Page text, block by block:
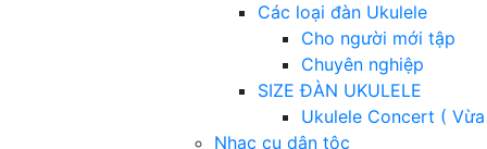
Các loại đàn Ukulele
Cho người mới tập
Chuyên nghiệp
SIZE ĐÀN UKULELE
Ukulele Concert (
Nhạc cụ dân tộc